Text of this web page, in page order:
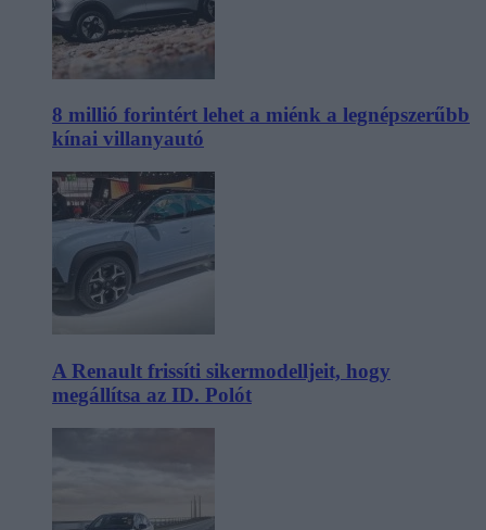
8 millió forintért lehet a miénk a legnépszerűbb
kínai villanyautó
A Renault frissíti sikermodelljeit, hogy
megállítsa az ID. Polót